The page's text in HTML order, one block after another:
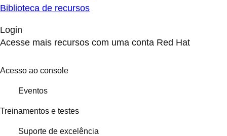
Biblioteca de recursos
Login
Acesse mais recursos com uma conta Red Hat
Acesso ao console
Eventos
Treinamentos e testes
Suporte de excelência